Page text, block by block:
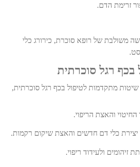
זרימת הדם.
משולבת של רופא סוכרת, כירורג כלי
.
בכף רגל סוכרתית
שיטות מתקדמות לטיפול בכף רגל סוכרתית,
החיטוי והאצת הריפוי.
יצירת כלי דם חדשים והאצת שיקום רקמות.
זיהומים ולעידוד ריפוי.